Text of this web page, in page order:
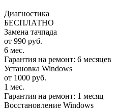
Диагностика
БЕСПЛАТНО
Замена тачпада
от 990 руб.
6 мес.
Гарантия на ремонт: 6 месяцев
Установка Windows
от 1000 руб.
1 мес.
Гарантия на ремонт: 1 месяц
Восстановление Windows